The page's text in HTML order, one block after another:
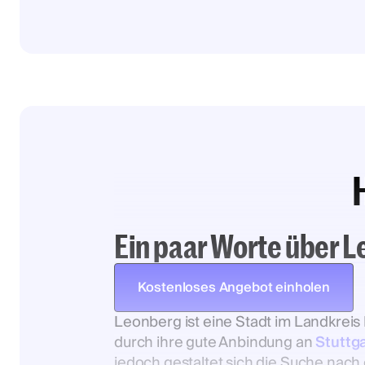
Ein paar Worte über
Kostenloses Angebot einholen
Leonberg ist eine Stadt im
durch ihre gute Anbindung an